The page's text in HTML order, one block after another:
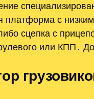
платформа с
сцепка с
или КПП․